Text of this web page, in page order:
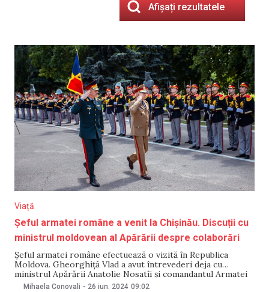
Afișați rezultatele
Viață
Șeful armatei române a venit la Chișinău. Discuții cu
ministrul moldovean al Apărării despre colaborări
Șeful armatei române efectuează o vizită în Republica
Moldova. Gheorghiță Vlad a avut întrevederi deja cu
ministrul Apărării Anatolie Nosatîi și comandantul Armatei
Naționale Eduard Ohladciuc. Părțile au vorbit despre
Mihaela Conovali - 26 iun. 2024 09:02